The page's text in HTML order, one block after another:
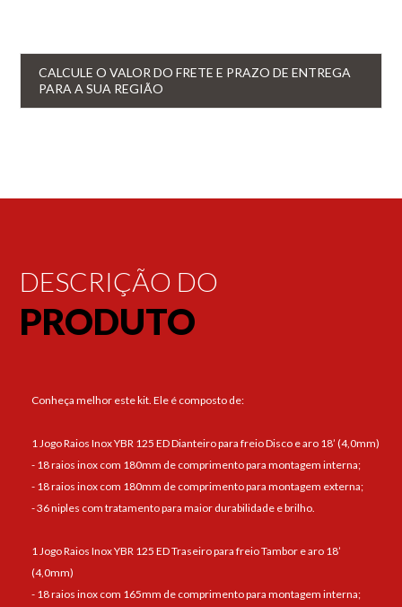
CALCULE O VALOR DO FRETE E PRAZO DE ENTREGA
PARA A SUA REGIÃO
DESCRIÇÃO DO
PRODUTO
Conheça melhor este kit. Ele é composto de:
1 Jogo Raios Inox YBR 125 ED Dianteiro para freio Disco e aro 18’ (4,0mm)
- 18 raios inox com 180mm de comprimento para montagem interna;
- 18 raios inox com 180mm de comprimento para montagem externa;
- 36 niples com tratamento para maior durabilidade e brilho.
1 Jogo Raios Inox YBR 125 ED Traseiro para freio Tambor e aro 18’
(4,0mm)
- 18 raios inox com 165mm de comprimento para montagem interna;